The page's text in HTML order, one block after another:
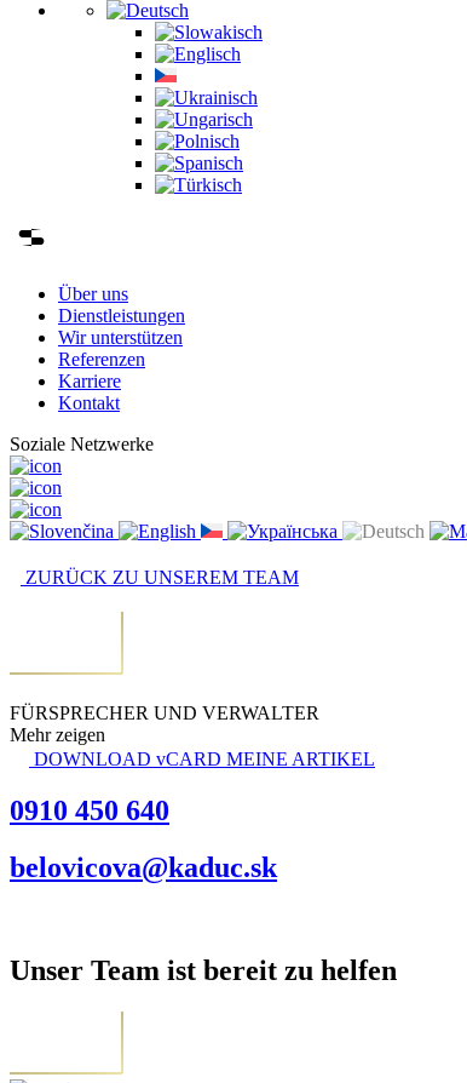
Über uns
Dienstleistungen
Wir unterstützen
Referenzen
Karriere
Kontakt
Soziale Netzwerke
ZURÜCK ZU UNSEREM TEAM
FÜRSPRECHER UND VERWALTER
Mehr zeigen
DOWNLOAD vCARD MEINE ARTIKEL
0910 450 640
belovicova@kaduc.sk
Unser Team ist bereit zu helfen